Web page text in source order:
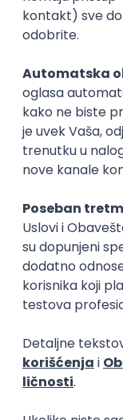
zaštita životne
Poslovi